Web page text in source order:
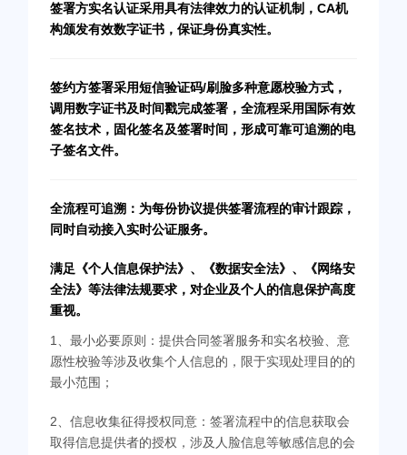
签署方实名认证采用具有法律效力的认证机制，CA机
构颁发有效数字证书，保证身份真实性。
签约方签署采用短信验证码/刷脸多种意愿校验方式，
调用数字证书及时间戳完成签署，全流程采用国际有效
签名技术，固化签名及签署时间，形成可靠可追溯的电
子签名文件。
全流程可追溯：为每份协议提供签署流程的审计跟踪，
同时自动接入实时公证服务。
满足《个人信息保护法》、《数据安全法》、《网络安
全法》等法律法规要求，对企业及个人的信息保护高度
重视。
1、最小必要原则：提供合同签署服务和实名校验、意
愿性校验等涉及收集个人信息的，限于实现处理目的的
最小范围；
2、信息收集征得授权同意：签署流程中的信息获取会
取得信息提供者的授权，涉及人脸信息等敏感信息的会